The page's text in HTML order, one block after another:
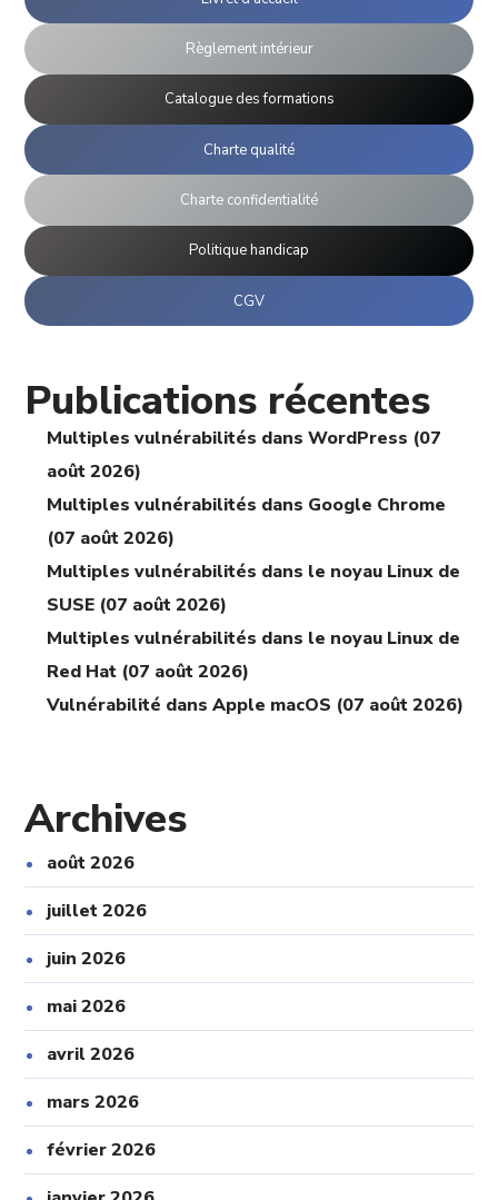
Règlement intérieur
Catalogue des formations
Charte qualité
Charte confidentialité
Politique handicap
CGV
Publications récentes
Multiples vulnérabilités dans WordPress (07
août 2026)
Multiples vulnérabilités dans Google Chrome
(07 août 2026)
Multiples vulnérabilités dans le noyau Linux de
SUSE (07 août 2026)
Multiples vulnérabilités dans le noyau Linux de
Red Hat (07 août 2026)
Vulnérabilité dans Apple macOS (07 août 2026)
Archives
août 2026
juillet 2026
juin 2026
mai 2026
avril 2026
mars 2026
février 2026